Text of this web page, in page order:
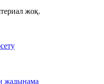
жоқ.
жадынама